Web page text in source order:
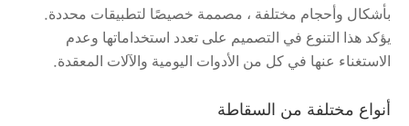
بأشكال وأحجام مختلفة ، مصممة خصيصًا لتطبيقات محددة.
يؤكد هذا التنوع في التصميم على تعدد استخداماتها وعدم
الاستغناء عنها في كل من الأدوات اليومية والآلات المعقدة.
أنواع مختلفة من السقاطة